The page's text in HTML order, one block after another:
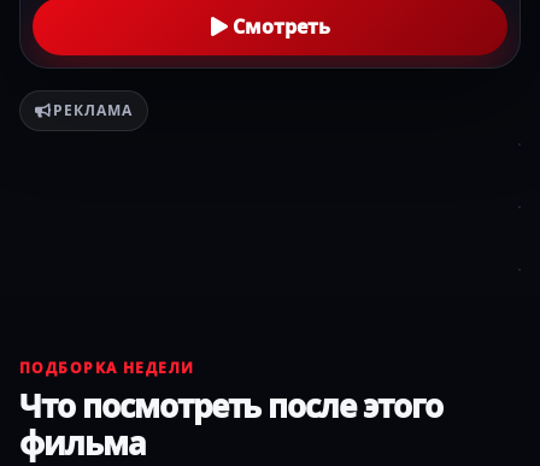
Смотреть
РЕКЛАМА
ПОДБОРКА НЕДЕЛИ
Что посмотреть после этого
фильма